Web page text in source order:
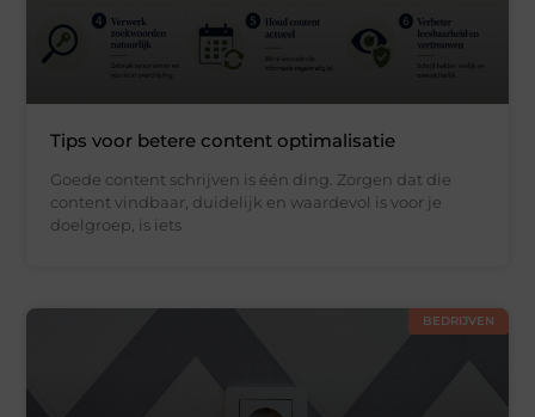
Tips voor betere content optimalisatie
Goede content schrijven is één ding. Zorgen dat die
content vindbaar, duidelijk en waardevol is voor je
doelgroep, is iets
BEDRIJVEN